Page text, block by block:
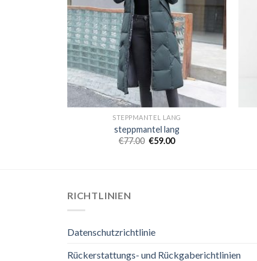
STEPPMANTEL LANG
steppmantel lang
€77.00 €59.00
RICHTLINIEN
Datenschutzrichtlinie
Rückerstattungs- und Rückgaberichtlinien